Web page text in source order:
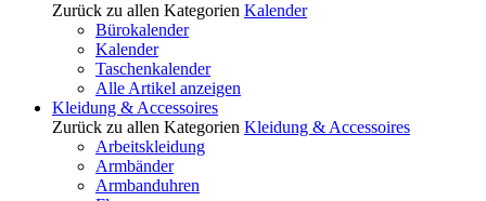
Zurück zu allen Kategorien Kalender
Bürokalender
Kalender
Taschenkalender
Alle Artikel anzeigen
Kleidung & Accessoires
Zurück zu allen Kategorien Kleidung & Accessoires
Arbeitskleidung
Armbänder
Armbanduhren